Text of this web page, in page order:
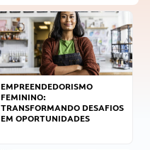
EMPREENDEDORISMO
FEMININO:
TRANSFORMANDO DESAFIOS
EM OPORTUNIDADES